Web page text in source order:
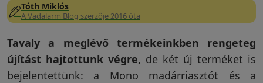
Madárriasztás
Rágcsálóriasztás
Tóth Miklós
A Vadalarm Blog szerzője 2016 óta
Tavaly a meglévő termékeinkben rengeteg
újítást hajtottunk végre, de két új terméket is
bejelentettünk: a Mono madárriasztót és a